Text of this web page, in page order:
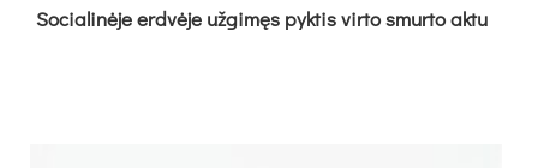
So­cia­li­nė­je erd­vė­je už­gi­męs pyk­tis vir­to smur­to ak­tu